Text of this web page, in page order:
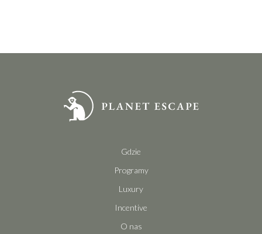
Gdzie
Programy
Luxury
Incentive
O nas